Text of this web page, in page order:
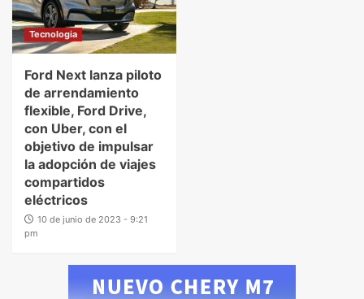
Tecnologia
Ford Next lanza piloto
de arrendamiento
flexible, Ford Drive,
con Uber, con el
objetivo de impulsar
la adopción de viajes
compartidos
eléctricos
10 de junio de 2023 - 9:21
pm